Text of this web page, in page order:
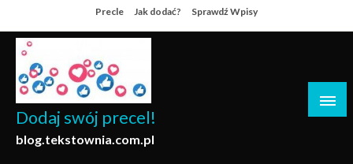
to
content
Precle Jak dodać? Sprawdź Wpisy
Dodaj swój precel!
blog.tekstownia.com.pl